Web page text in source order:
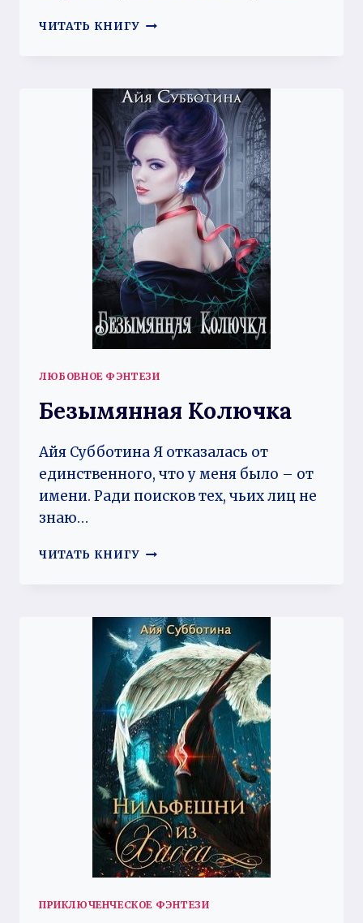
ЧИТАТЬ КНИГУ ОБМАН
ЛЮБОВНОЕ ФЭНТЕЗИ
Безымянная Колючка
Айя Субботина Я отказалась от
единственного, что у меня было – от
имени. Ради поисков тех, чьих лиц не
знаю…
ЧИТАТЬ КНИГУ БЕЗЫМЯННАЯ
ПРИКЛЮЧЕНЧЕСКОЕ ФЭНТЕЗИ